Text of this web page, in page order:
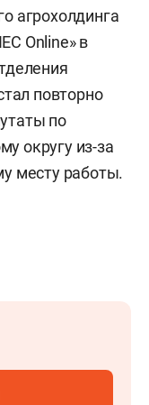
агрохолдинга
Online» в
повторно
по
округу из-за
месту работы.